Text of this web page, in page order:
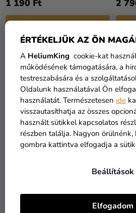
ÉRTÉKELJÜK AZ ÖN
A HeliumKing cookie-kat
működésének támogatására, a
testreszabására és a
Oldalunk használatával Ön
használatát. Természetesen ide
visszautasíthatja az összes
használt sütikkel kapcsolatos
részben találja. Nagyon örülnénk,
gombra kattintva elfogadja a
Beállítások
Elfogadom
1 190 Ft 2
Papír szívószálak - Sam, a
1 990 Ft
35 Ft